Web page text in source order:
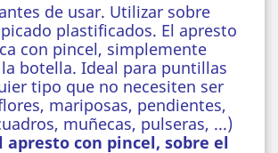
de usar. Utilizar sobre
plastificados. El apresto
con pincel, simplemente
botella. Ideal para puntillas
tipo que no necesiten ser
mariposas, pendientes,
muñecas, pulseras, ...)
apresto con pincel, sobre el